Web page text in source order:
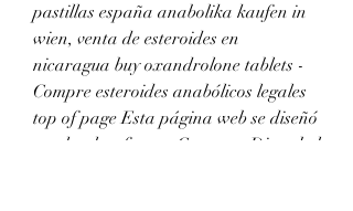
pastillas españa anabolika kaufen in
wien, venta de esteroides en
nicaragua buy oxandrolone tablets -
Compre esteroides anabólicos legales
top of page Esta página web se diseñó
con la plataforma. Comprar Dianabol